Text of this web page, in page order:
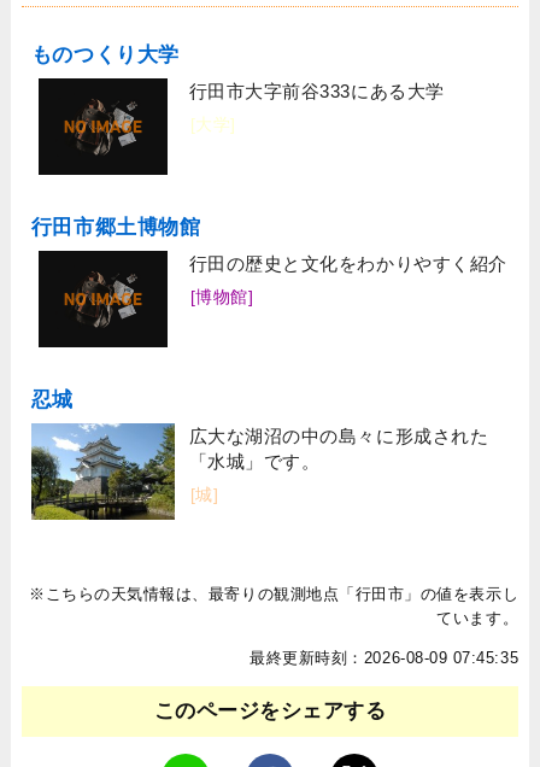
ものつくり大学
行田市大字前谷333にある大学
[大学]
行田市郷土博物館
行田の歴史と文化をわかりやすく紹介
[博物館]
忍城
広大な湖沼の中の島々に形成された
「水城」です。
[城]
※こちらの天気情報は、最寄りの観測地点「行田市」の値を表示し
ています。
最終更新時刻：2026-08-09 07:45:35
このページをシェアする